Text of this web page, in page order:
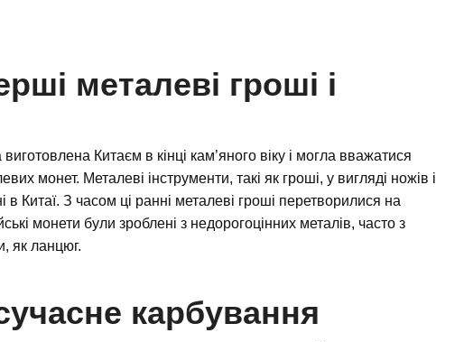
металеві гроші і
виготовлена Китаєм в кінці кам’яного віку і могла вважатися
монет. Металеві інструменти, такі як гроші, у вигляді ножів і
Китаї. З часом ці ранні металеві гроші перетворилися на
монети були зроблені з недорогоцінних металів, часто з
як ланцюг.
карбування